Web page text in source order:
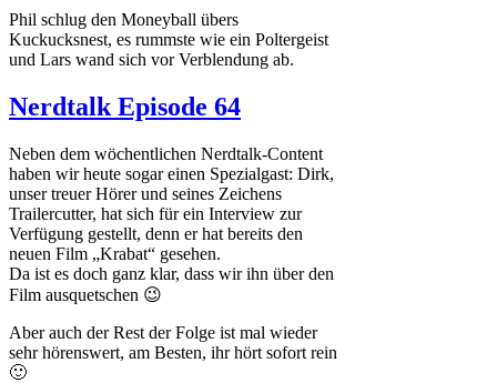
Phil schlug den Moneyball übers
Kuckucksnest, es rummste wie ein Poltergeist
und Lars wand sich vor Verblendung ab.
Nerdtalk Episode 64
Neben dem wöchentlichen Nerdtalk-Content
haben wir heute sogar einen Spezialgast: Dirk,
unser treuer Hörer und seines Zeichens
Trailercutter, hat sich für ein Interview zur
Verfügung gestellt, denn er hat bereits den
neuen Film „Krabat“ gesehen.
Da ist es doch ganz klar, dass wir ihn über den
Film ausquetschen 😉
Aber auch der Rest der Folge ist mal wieder
sehr hörenswert, am Besten, ihr hört sofort rein
🙂